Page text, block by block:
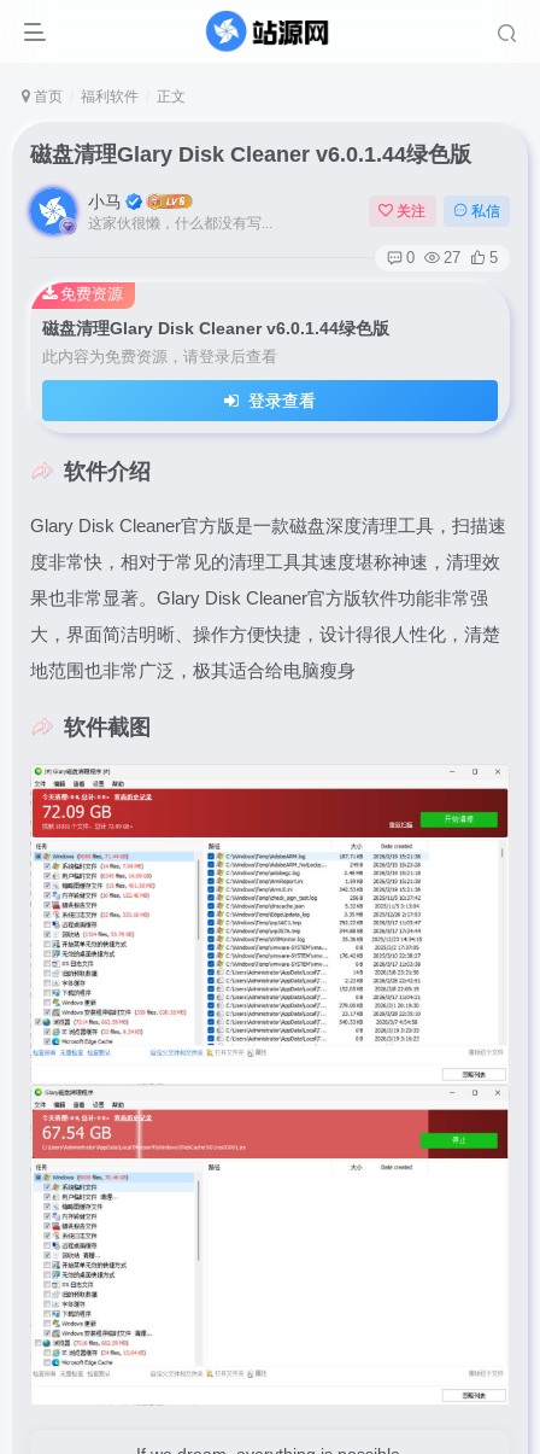
首页 福利软件 正文
磁盘清理Glary Disk Cleaner v6.0.1.44绿色版
小马
这家伙很懒，什么都没有写...
关注 私信
0 27 5
磁盘清理Glary Disk Cleaner v6.0.1.44绿色版
此内容为免费资源，请登录后查看
登录查看
免费资源
软件介绍
Glary Disk Cleaner官方版是一款磁盘深度清理工具，扫描速
度非常快，相对于常见的清理工具其速度堪称神速，清理效
果也非常显著。Glary Disk Cleaner官方版软件功能非常强
大，界面简洁明晰、操作方便快捷，设计得很人性化，清楚
地范围也非常广泛，极其适合给电脑瘦身
软件截图